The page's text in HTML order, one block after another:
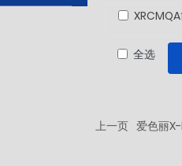
全选
上一页 爱色丽